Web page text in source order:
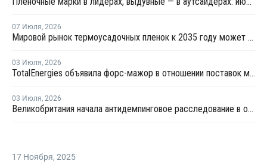
07 Июля, 2026
Мировой рынок термоусадочных пленок к 2035 году может вырасти на 70%
03 Июля, 2026
TotalEnergies объявила форс-мажор в отношении поставок металлоценового ПЭ в Бельгии
03 Июля, 2026
Великобритания начала антидемпинговое расследование в отношении импорта ЛПНП из США
17 Ноября, 2025